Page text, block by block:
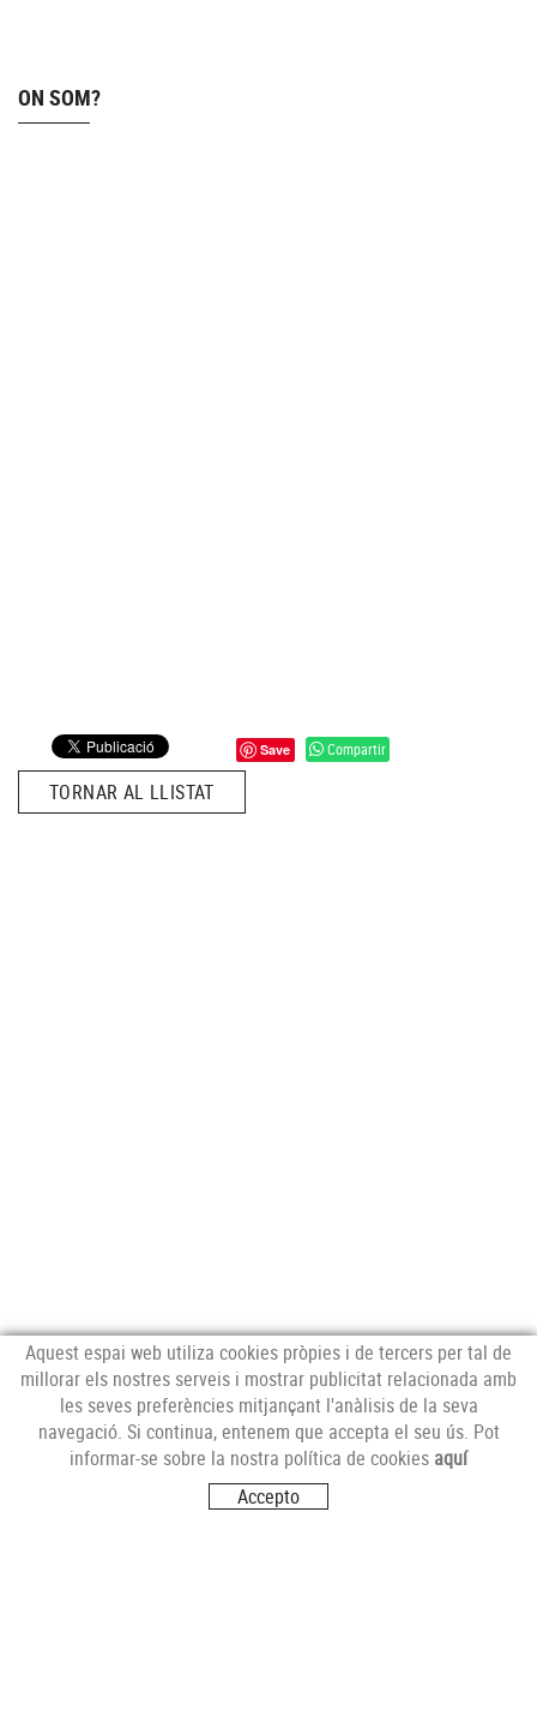
ON SOM?
Save Compartir
TORNAR AL LLISTAT
NEWSLETTER
Aquest espai web utiliza cookies pròpies i de tercers per tal de
millorar els nostres serveis i mostrar publicitat relacionada amb
les seves preferències mitjançant l'anàlisis de la seva
navegació. Si continua, entenem que accepta el seu ús. Pot
informar-se sobre la nostra política de cookies aquí
Accepto